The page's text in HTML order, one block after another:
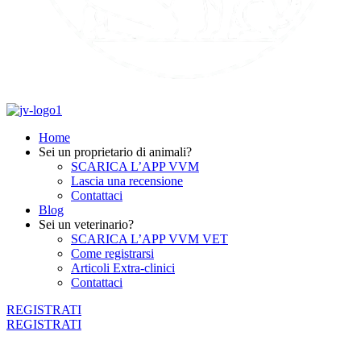
Home
Sei un proprietario di animali?
SCARICA L’APP VVM
Lascia una recensione
Contattaci
Blog
Sei un veterinario?
SCARICA L’APP VVM VET
Come registrarsi
Articoli Extra-clinici
Contattaci
REGISTRATI
REGISTRATI